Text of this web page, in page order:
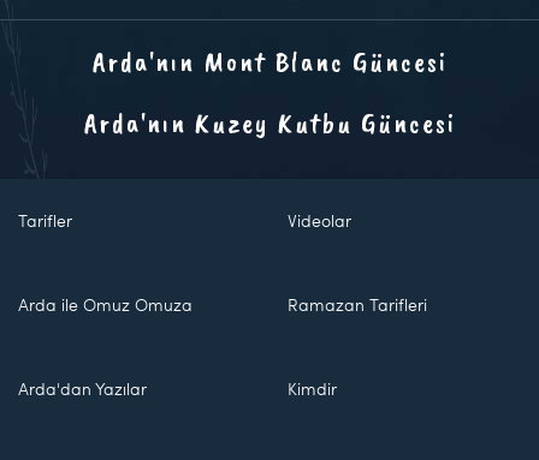
Arda'nın Mont Blanc Güncesi
Arda'nın Kuzey Kutbu Güncesi
Tarifler Videolar
Arda ile Omuz Omuza Ramazan Tarifleri
Arda'dan Yazılar Kimdir